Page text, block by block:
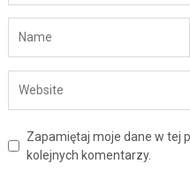
Zapamiętaj moje dane w tej
kolejnych komentarzy.